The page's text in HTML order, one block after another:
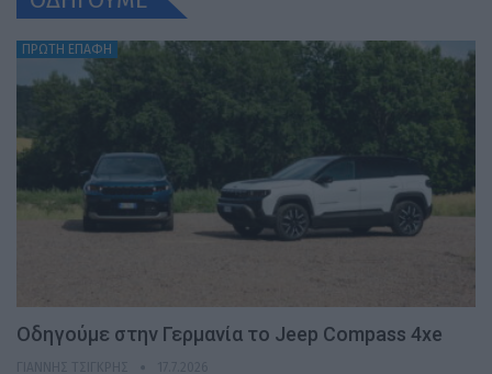
ΠΡΩΤΗ ΕΠΑΦΗ
Οδηγούμε στην Γερμανία το Jeep Compass 4xe